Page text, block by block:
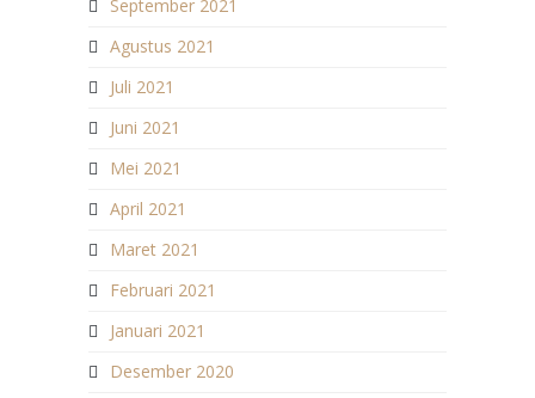
September 2021
Agustus 2021
Juli 2021
Juni 2021
Mei 2021
April 2021
Maret 2021
Februari 2021
Januari 2021
Desember 2020